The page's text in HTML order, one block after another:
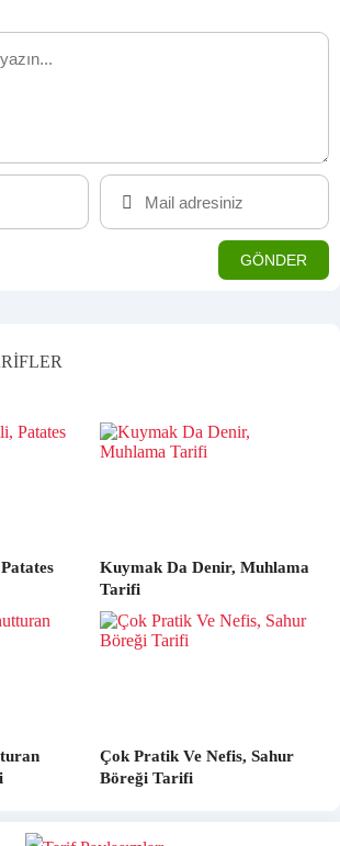
Kuymak Da Denir, Muhlama
Tarifi
Çok Pratik Ve Nefis, Sahur
Böreği Tarifi